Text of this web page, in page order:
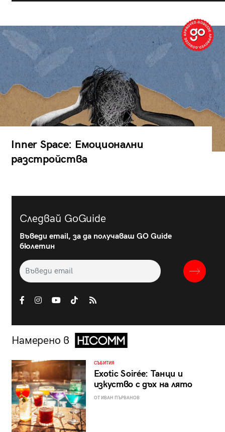
Inner Space: Емоционални
разстройства
Следвай GoGuide
Въведи email, за да получаваш GO Guide
бюлетин
Намерено в
СЪБИТИЯ
Exotic Soirée: Танци и
изкуство с дъх на лято
ОТ ИВАН ПЪРВАНОВ